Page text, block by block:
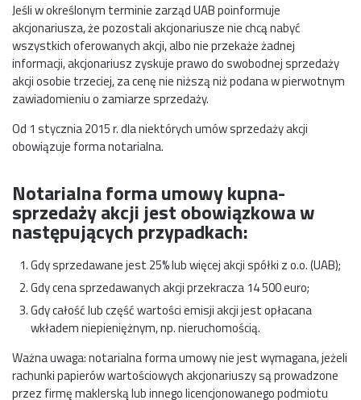
Jeśli w określonym terminie zarząd UAB poinformuje
akcjonariusza, że pozostali akcjonariusze nie chcą nabyć
wszystkich oferowanych akcji, albo nie przekaże żadnej
informacji, akcjonariusz zyskuje prawo do swobodnej sprzedaży
akcji osobie trzeciej, za cenę nie niższą niż podana w pierwotnym
zawiadomieniu o zamiarze sprzedaży.
Od 1 stycznia 2015 r. dla niektórych umów sprzedaży akcji
obowiązuje forma notarialna.
Notarialna forma umowy kupna-
sprzedaży akcji jest obowiązkowa w
następujących przypadkach:
Gdy sprzedawane jest 25% lub więcej akcji spółki z o.o. (UAB);
Gdy cena sprzedawanych akcji przekracza 14 500 euro;
Gdy całość lub część wartości emisji akcji jest opłacana
wkładem niepieniężnym, np. nieruchomością.
Ważna uwaga: notarialna forma umowy nie jest wymagana, jeżeli
rachunki papierów wartościowych akcjonariuszy są prowadzone
przez firmę maklerską lub innego licencjonowanego podmiotu